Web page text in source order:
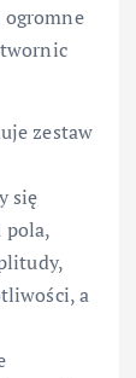
ogromne
zestaw
się
pola,
a